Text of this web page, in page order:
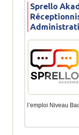
Sprello
l’emploi Niveau